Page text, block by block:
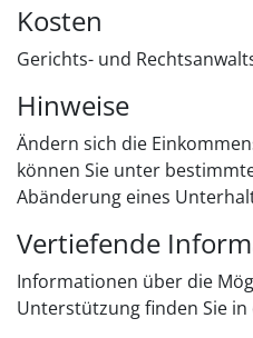
Kosten
Gerichts- und
Hinweise
Ändern sich die
können Sie unter
Abänderung eines
Vertiefende
Informationen über die
Unterstützung finden Sie in